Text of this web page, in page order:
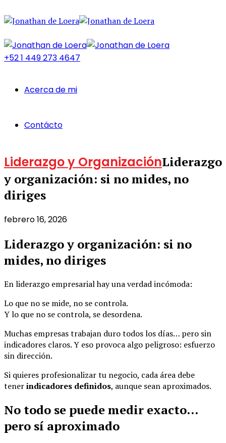
+52 1 449 273 4647
Acerca de mi
Contácto
Liderazgo y OrganizaciónLiderazgo
y organización: si no mides, no
diriges
febrero 16, 2026
Liderazgo y organización: si no
mides, no diriges
En liderazgo empresarial hay una verdad incómoda:
Lo que no se mide, no se controla.
Y lo que no se controla, se desordena.
Muchas empresas trabajan duro todos los días… pero sin
indicadores claros. Y eso provoca algo peligroso: esfuerzo
sin dirección.
Si quieres profesionalizar tu negocio, cada área debe
tenerindicadores definidos, aunque sean aproximados.
No todo se puede medir exacto…
pero sí aproximado